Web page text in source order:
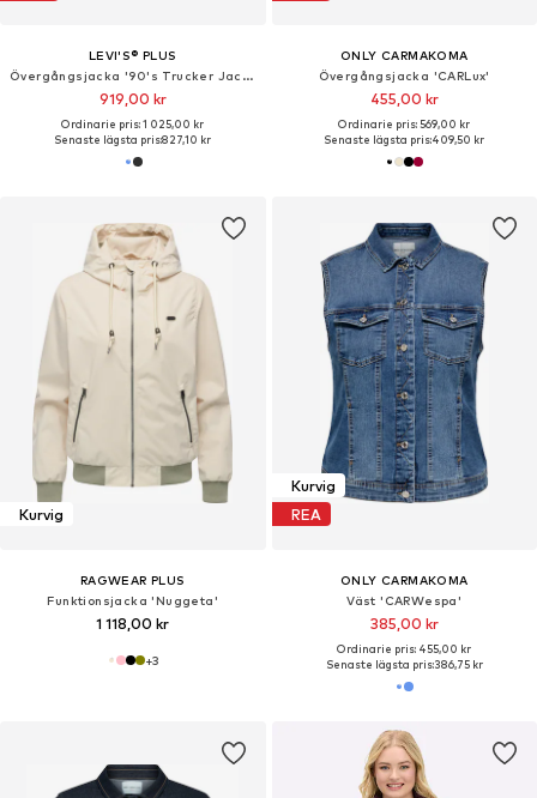
LEVI'S® PLUS
Övergångsjacka '90's Trucker Jacket (Plus Size)'
919,00 kr
Ordinarie pris: 1 025,00 kr
Senaste lägsta pris:827,10 kr
ONLY CARMAKOMA
Övergångsjacka 'CARLux'
455,00 kr
Ordinarie pris: 569,00 kr
Senaste lägsta pris:409,50 kr
Kurvig
RAGWEAR PLUS
Funktionsjacka 'Nuggeta'
1 118,00 kr
+3
Kurvig
REA
ONLY CARMAKOMA
Väst 'CARWespa'
385,00 kr
Ordinarie pris: 455,00 kr
Senaste lägsta pris:386,75 kr